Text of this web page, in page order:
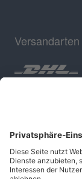
Versandarten